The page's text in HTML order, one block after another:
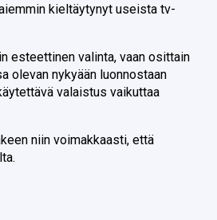
kieltäytynyt useista tv-
esteettinen valinta, vaan osittain
olevan nykyään luonnostaan
valaistus vaikuttaa
niin voimakkaasti, että